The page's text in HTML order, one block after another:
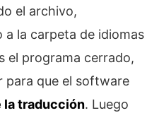
el archivo,
la carpeta de idiomas
el programa cerrado,
para que el software
la traducción. Luego